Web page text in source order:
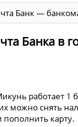
Банк —
Банка в
работает 1
можно снять
пополнить карту.